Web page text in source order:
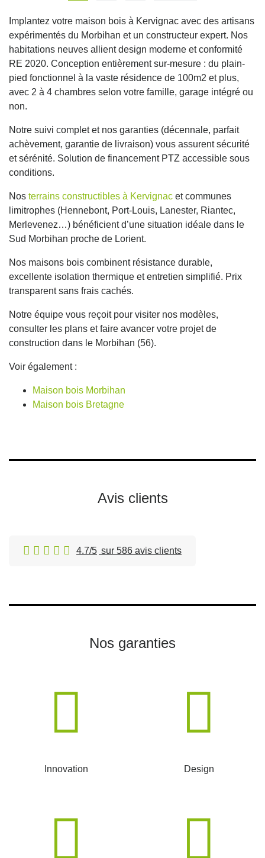
Implantez votre maison bois à Kervignac avec des artisans
expérimentés du Morbihan et un constructeur expert. Nos
habitations neuves allient design moderne et conformité
RE 2020. Conception entièrement sur-mesure : du plain-
pied fonctionnel à la vaste résidence de 100m2 et plus,
avec 2 à 4 chambres selon votre famille, garage intégré ou
non.
Notre suivi complet et nos garanties (décennale, parfait
achèvement, garantie de livraison) vous assurent sécurité
et sérénité. Solution de financement PTZ accessible sous
conditions.
Nos terrains constructibles à Kervignac et communes
limitrophes (Hennebont, Port-Louis, Lanester, Riantec,
Merlevenez…) bénéficient d’une situation idéale dans le
Sud Morbihan proche de Lorient.
Nos maisons bois combinent résistance durable,
excellente isolation thermique et entretien simplifié. Prix
transparent sans frais cachés.
Notre équipe vous reçoit pour visiter nos modèles,
consulter les plans et faire avancer votre projet de
construction dans le Morbihan (56).
Voir également :
Maison bois Morbihan
Maison bois Bretagne
Avis clients
4.7/5 sur 586 avis clients
Nos garanties
Innovation Design